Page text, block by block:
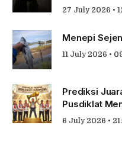
27 July 2026 •
Menepi
11 July 2026 •
Prediksi
Pusdiklat
6 July 2026 •